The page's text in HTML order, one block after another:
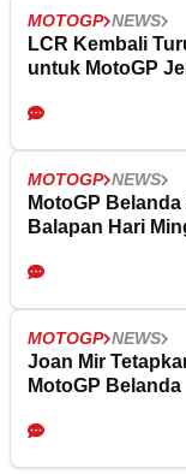
MOTOGP NEWS
LCR Kembali
untuk MotoGP
MOTOGP NEWS
MotoGP
Balapan Hari
MOTOGP NEWS
Joan Mir
MotoGP Belanda